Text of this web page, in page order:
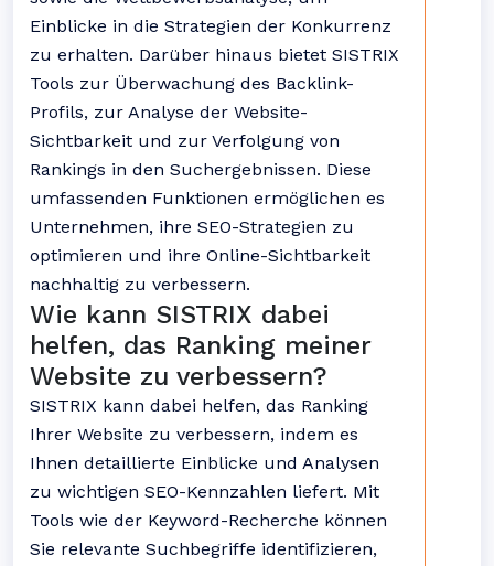
Einblicke in die Strategien der Konkurrenz
zu erhalten. Darüber hinaus bietet SISTRIX
Tools zur Überwachung des Backlink-
Profils, zur Analyse der Website-
Sichtbarkeit und zur Verfolgung von
Rankings in den Suchergebnissen. Diese
umfassenden Funktionen ermöglichen es
Unternehmen, ihre SEO-Strategien zu
optimieren und ihre Online-Sichtbarkeit
nachhaltig zu verbessern.
Wie kann SISTRIX dabei
helfen, das Ranking meiner
Website zu verbessern?
SISTRIX kann dabei helfen, das Ranking
Ihrer Website zu verbessern, indem es
Ihnen detaillierte Einblicke und Analysen
zu wichtigen SEO-Kennzahlen liefert. Mit
Tools wie der Keyword-Recherche können
Sie relevante Suchbegriffe identifizieren,